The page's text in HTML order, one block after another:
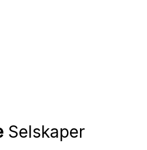
Selskaper